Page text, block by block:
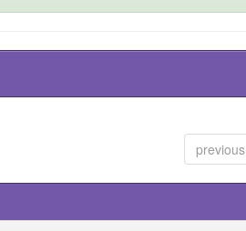
previous